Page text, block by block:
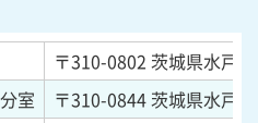
〒310-0802 茨城県水戸
室
〒310-0844茨城県水戸